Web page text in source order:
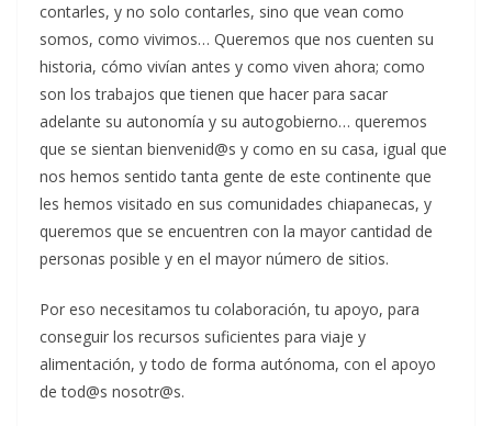
contarles, y no solo contarles, sino que vean como
somos, como vivimos… Queremos que nos cuenten su
historia, cómo vivían antes y como viven ahora; como
son los trabajos que tienen que hacer para sacar
adelante su autonomía y su autogobierno… queremos
que se sientan bienvenid@s y como en su casa, igual que
nos hemos sentido tanta gente de este continente que
les hemos visitado en sus comunidades chiapanecas, y
queremos que se encuentren con la mayor cantidad de
personas posible y en el mayor número de sitios.
Por eso necesitamos tu colaboración, tu apoyo, para
conseguir los recursos suficientes para viaje y
alimentación, y todo de forma autónoma, con el apoyo
de tod@s nosotr@s.